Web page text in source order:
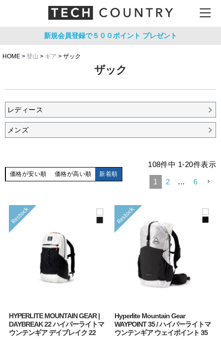
新規会員登録で５００ポイント プレゼント
HOME 登山 ギア ザック
ザック
レディース
メンズ
価格が安い順 価格が高い順 新着順
108件中 1-20件表示
1 2 … 6
HYPERLITE MOUNTAIN GEAR |
DAYBREAK 22 ハイパーライトマ
ウンテンギア デイブレイク 22
Hyperlite Mountain Gear
WAYPOINT 35 / ハイパーライトマ
ウンテンギア ウェイポイント 35